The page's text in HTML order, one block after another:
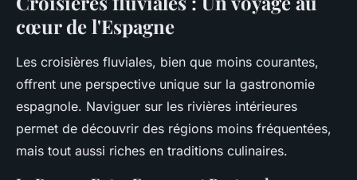
cœur de l'Espagne
Les croisières fluviales, bien que moins courantes,
offrent une perspective unique sur la gastronomie
espagnole. Naviguer sur les rivières intérieures
permet de découvrir des régions moins fréquentées,
mais tout aussi riches en traditions culinaires.